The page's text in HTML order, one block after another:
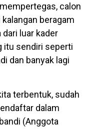
calon
beragam
dari luar kader
itu sendiri seperti
dan banyak lagi
terbentuk, sudah
dalam
(Anggota